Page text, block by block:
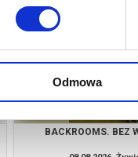
Odmowa
BACKROOMS. BEZ